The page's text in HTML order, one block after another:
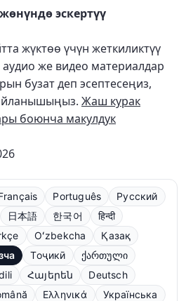
эскертүү
жүктөө үчүн жеткиликтүү
же видео материалдар
бузат деп эсептесеңиз,
Жаш курак
боюнча макулдук
Português
Русский
日本語 한국어
हिन्दी
Oʻzbekcha
Қазақ
Тоҷикӣ
ქართული
Հայերեն
Deutsch
Ελληνικά Українська